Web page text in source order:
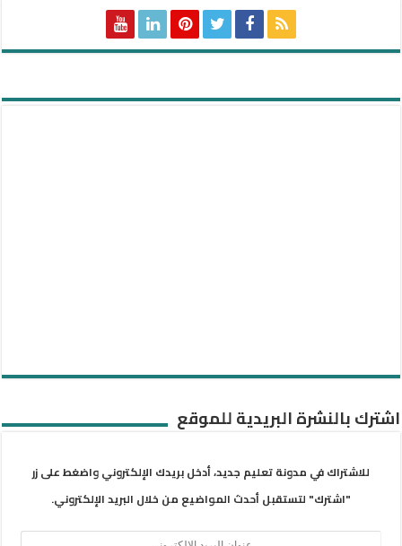
اشترك بالنشرة البريدية للموقع
للاشتراك في مدونة تعليم جديد، أدخل بريدك الإلكتروني واضغط على زر
"اشترك" لتستقبل أحدث المواضيع من خلال البريد الإلكتروني.